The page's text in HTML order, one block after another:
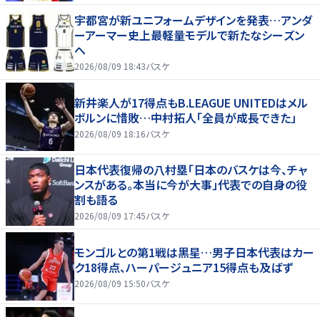
宇都宮が新ユニフォームデザインを発表…アンダ
ーアーマー史上最軽量モデルで新たなシーズン
へ
2026/08/09 18:43バスケ
新井楽人が17得点もB.LEAGUE UNITEDはメル
ボルンに惜敗…中村拓人「全員が成長できた」
2026/08/09 18:16バスケ
日本代表復帰の八村塁「日本のバスケは今、チャ
ンスがある。本当に今が大事」代表での自身の役
割も語る
2026/08/09 17:45バスケ
モンゴルとの第1戦は黒星…男子日本代表はカー
ク18得点、ハーパージュニア15得点も及ばず
2026/08/09 15:50バスケ